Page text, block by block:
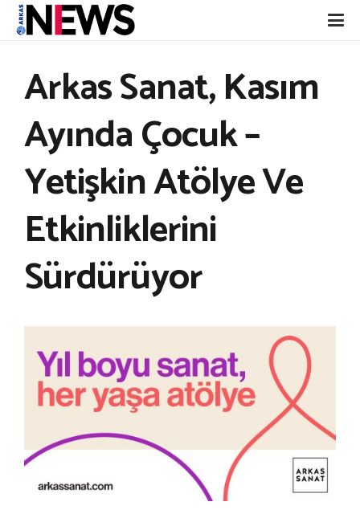
Arkas Sanat, Kasım
Ayında Çocuk –
Yetişkin Atölye Ve
Etkinliklerini
Sürdürüyor